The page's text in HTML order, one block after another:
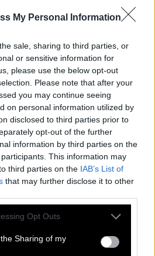
My Personal Information
sale, sharing to third parties, or
or sensitive information for
please use the below opt-out
Please note that after your
you may continue seeing
on personal information utilized by
disclosed to third parties prior to
opt-out of the further
information by third parties on the
participants. This information may
third parties on the IAB’s List of
that may further disclose it to other
app uses one or more Google
usage behaviour. You may click to
Google and its third-party tags to
Opt Outs
Sharing of my
Η σε προσωπικό
«Η αλήθεια είναι πως
διαχωρισμό καλλιτεχνικού
εκ προοιμίου. Προκύπτει ως
εκκινώ από κάποια
μου δε διαφέρει. Αν
της εμπορικότητας,
παραγωγό που διαρκώς
επεμβαίνει στο σενάριο,
που δεν ξέρουμε αν θα
χαίρομαι που υπάρχει
“προσωπικό σινεμά” (δεν
σινεμά”) και
ενοχλεί η εμμονή με το